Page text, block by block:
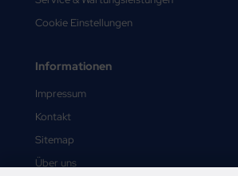
Cookie Einstellungen
Informationen
Impressum
Kontakt
Sitemap
Über uns